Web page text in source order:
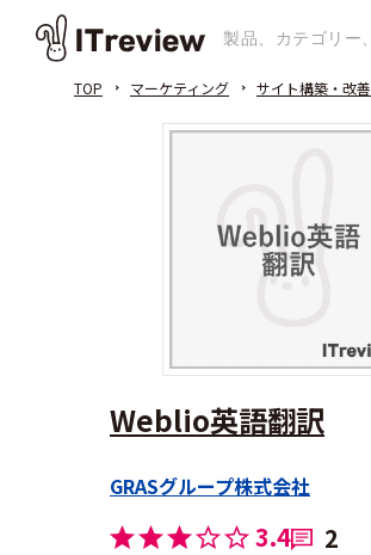
TOP マーケティング サイト構築・改善
Weblio英語翻訳
GRASグループ株式会社
3.4 2